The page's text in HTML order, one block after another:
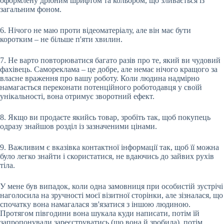
загальним фоном.
6. Нічого не маю проти відеоматеріалу, але він має бути
коротким – не більше п'яти хвилин.
7. Не варто повторюватися багато разів про те, який ви чудовий
фахівець. Самореклама – це добре, але немає нічого кращого за
власне враження про вашу роботу. Коли людина надмірно
намагається переконати потенційного роботодавця у своїй
унікальності, вона отримує зворотний ефект.
8. Якщо ви продаєте якийсь товар, зробіть так, щоб покупець
одразу знайшов розділ із зазначеними цінами.
9. Важливим є вказівка контактної інформації так, щоб її можна
було легко знайти і скористатися, не вдаючись до зайвих рухів
тіла.
У мене був випадок, коли одна замовниця при особистій зустрічі
наголосила на зручності моєї візитної сторінки, але зізналася, що
спочатку вона намагалася зв'язатися з іншою людиною.
Протягом півгодини вона шукала куди написати, потім їй
запропонували зареєструватись (що вона й зробила), потім